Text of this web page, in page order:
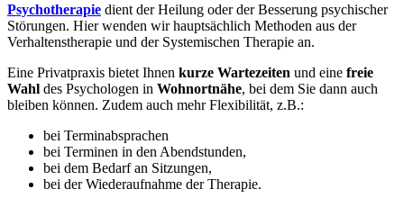
Psychotherapie dient der Heilung oder der Besserung psychischer
Störungen. Hier wenden wir hauptsächlich Methoden aus der
Verhaltenstherapie und der Systemischen Therapie an.
Eine Privatpraxis bietet Ihnen kurze Wartezeiten und eine freie
Wahl des Psychologen in Wohnortnähe, bei dem Sie dann auch
bleiben können. Zudem auch mehr Flexibilität, z.B.:
bei Terminabsprachen
bei Terminen in den Abendstunden,
bei dem Bedarf an Sitzungen,
bei der Wiederaufnahme der Therapie.